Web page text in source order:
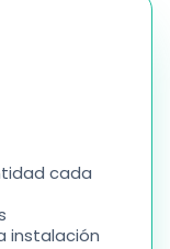
cada
instalación